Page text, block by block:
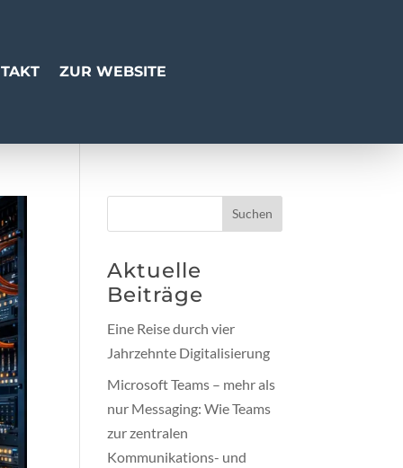
ZUR WEBSITE
Suchen
Aktuelle
Beiträge
Eine Reise durch vier
Jahrzehnte Digitalisierung
Microsoft Teams – mehr als
nur Messaging: Wie Teams
zur zentralen
Kommunikations- und